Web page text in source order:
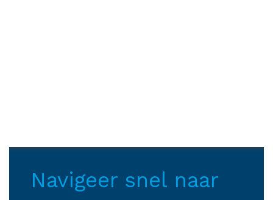
Navigeer snel naar